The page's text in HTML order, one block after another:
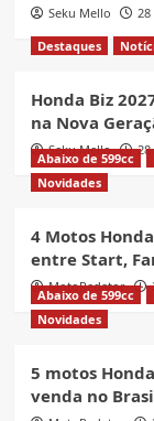
Seku Mello
Destaques
Honda Biz
na Nova
Seku Mello 28
Abaixo de 599cc
Novidades
4 Motos
entre Start,
MotoRedator
Abaixo de 599cc
Novidades
5 motos
venda no